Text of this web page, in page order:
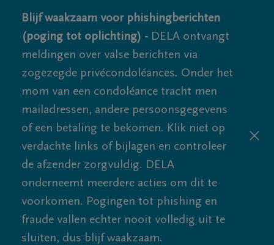
Blijf waakzaam voor phishingberichten
(poging tot oplichting) - DELA ontvangt
meldingen over valse berichten via
zogezegde privécondoléances. Onder het
mom van een condoléance tracht men
mailadressen, andere persoonsgegevens
of een betaling te bekomen. Klik niet op
verdachte links of bijlagen en controleer
de afzender zorgvuldig. DELA
onderneemt meerdere acties om dit te
voorkomen. Pogingen tot phishing en
fraude vallen echter nooit volledig uit te
sluiten, dus blijf waakzaam.